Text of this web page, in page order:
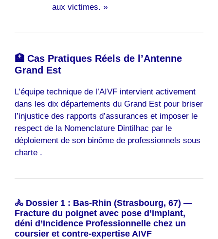
aux victimes. »
🏥 Cas Pratiques Réels de l’Antenne
Grand Est
L’équipe technique de l’AIVF intervient activement
dans les dix départements du Grand Est pour briser
l’injustice des rapports d’assurances et imposer le
respect de la Nomenclature Dintilhac par le
déploiement de son binôme de professionnels sous
charte .
🚴 Dossier 1 : Bas-Rhin (Strasbourg, 67) —
Fracture du poignet avec pose d’implant,
déni d’Incidence Professionnelle chez un
coursier et contre-expertise AIVF